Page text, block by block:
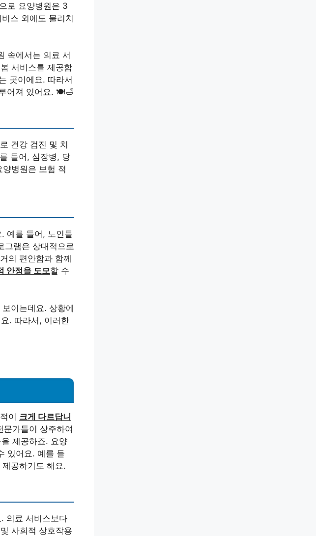
로 요양병원은 3
스 외에도 물리치
속에서는 의료 서
서비스를 제공합
곳이에요. 따라서
어져 있어요. 🍽️🛁
건강 검진 및 치
들어, 심장병, 당
병원은 보험 적
예를 들어, 노인들
그램은 상대적으로
의 편안함과 함께
안정을 도모할 수
이는데요. 상황에
. 따라서, 이러한
이 크게 다르답니
가들이 상주하여
제공하죠. 요양
있어요. 예를 들
공하기도 해요.
의료 서비스보다
사회적 상호작용